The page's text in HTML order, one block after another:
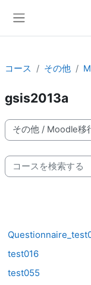
コース その他
gsis2013a
コースカテゴリ
コースを検索する
test016
test055